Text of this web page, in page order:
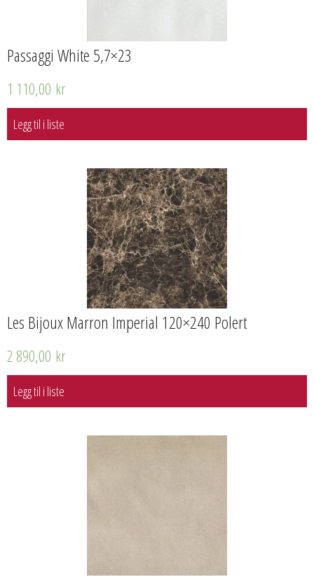
Passaggi White 5,7×23
1 110,00 kr
Legg til i liste
Les Bijoux Marron Imperial 120×240 Polert
2 890,00 kr
Legg til i liste